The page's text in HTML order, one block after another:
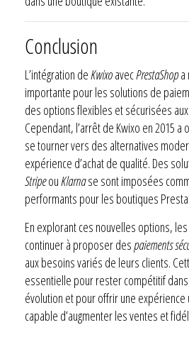
Conclusion
L’intégration deKwixoavecPrestaShopa
importante pour les solutions de
des options flexibles et sécurisées
Cependant, l’arrêt de Kwixo en 2015 a
se tourner vers des alternatives
expérience d’achat de qualité. Des
StripeouKlarnase sont imposées
performants pour les boutiques
En explorant ces nouvelles options,
continuer à proposer despaiements
aux besoins variés de leurs clients.
essentielle pour rester compétitif
évolution et pour offrir une
capable d’augmenter les ventes et